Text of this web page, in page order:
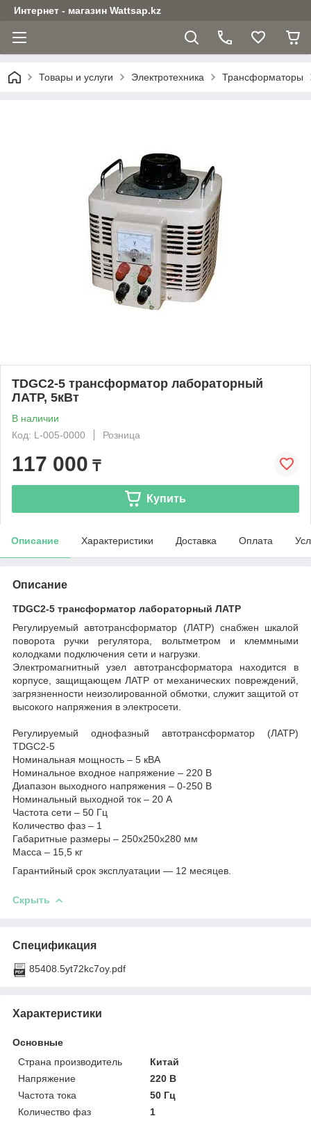
Интернет - магазин Wattsap.kz
Товары и услуги Электротехника Трансформаторы
TDGC2-5 трансформатор лабораторный
ЛАТР, 5кВт
В наличии
Код: L-005-0000
Розница
117 000 ₸
Купить
Описание Характеристики Доставка Оплата
Описание
TDGC2-5 трансформатор лабораторный ЛАТР
Регулируемый автотрансформатор (ЛАТР) снабжен шкалой
поворота ручки регулятора, вольтметром и клеммными
колодками подключения сети и нагрузки.
Электромагнитный узел автотрансформатора находится в
корпусе, защищающем ЛАТР от механических повреждений,
загрязненности неизолированной обмотки, служит защитой от
высокого напряжения в электросети.
Регулируемый однофазный автотрансформатор (ЛАТР)
TDGC2-5
Номинальная мощность – 5 кВА
Номинальное входное напряжение – 220 В
Диапазон выходного напряжения – 0-250 В
Номинальный выходной ток – 20 А
Частота сети – 50 Гц
Количество фаз – 1
Габаритные размеры – 250х250х280 мм
Масса – 15,5 кг
Гарантийный срок эксплуатации ― 12 месяцев.
Скрыть
Спецификация
85408.5yt72kc7oy.pdf
Характеристики
Основные
Страна производитель
Китай
Напряжение
220 В
Частота тока
50 Гц
Количество фаз
1